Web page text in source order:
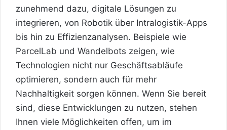
zunehmend dazu, digitale Lösungen zu
integrieren, von Robotik über Intralogistik-Apps
bis hin zu Effizienzanalysen. Beispiele wie
ParcelLab und Wandelbots zeigen, wie
Technologien nicht nur Geschäftsabläufe
optimieren, sondern auch für mehr
Nachhaltigkeit sorgen können. Wenn Sie bereit
sind, diese Entwicklungen zu nutzen, stehen
Ihnen viele Möglichkeiten offen, um im